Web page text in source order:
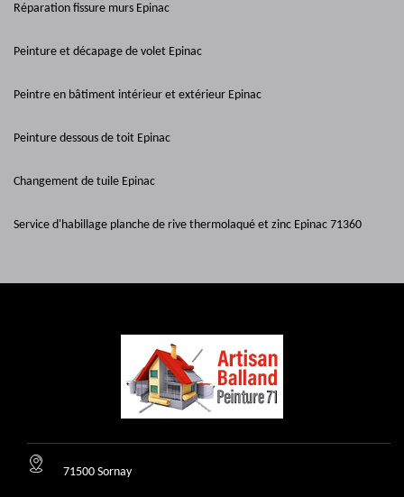
Réparation fissure murs Epinac
Peinture et décapage de volet Epinac
Peintre en bâtiment intérieur et extérieur Epinac
Peinture dessous de toit Epinac
Changement de tuile Epinac
Service d'habillage planche de rive thermolaqué et zinc Epinac 71360
71500 Sornay